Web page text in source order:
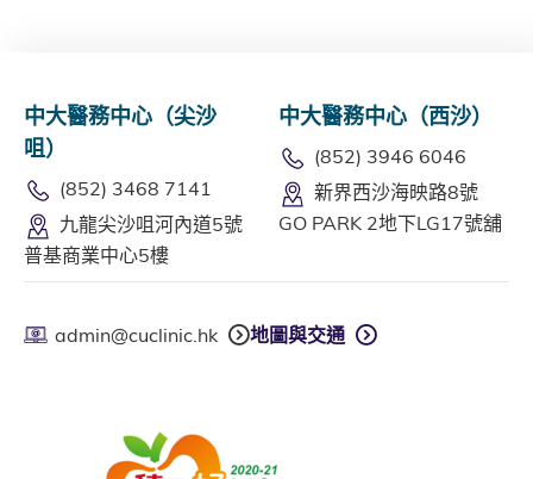
中大醫務中心（尖沙
咀）
(852) 3468 7141
九龍尖沙咀河內道5號
普基商業中心5樓
中大醫務中心（西沙）
(852) 3946 6046
新界西沙海映路8號
GO PARK 2地下LG17號舖
admin@cuclinic.hk 地圖與交通